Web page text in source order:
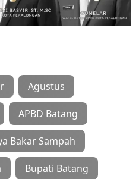
Agustus
APBD Batang
Bakar Sampah
Bupati Batang